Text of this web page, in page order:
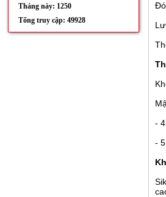
Tháng này: 1250
Tổng truy cập: 49928
-
-